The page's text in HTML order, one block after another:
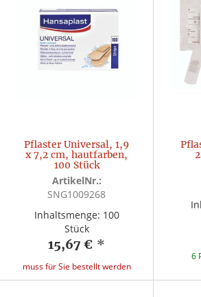
Pflaster Universal, 1,9
x 7,2 cm, hautfarben,
100 Stück
ArtikelNr.:
SNG1009268
Inhaltsmenge: 100
Stück
15,67 € *
muss für Sie bestellt werden
6